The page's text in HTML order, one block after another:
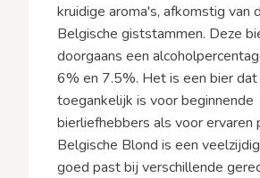
kruidige aroma's, afkomstig van
Belgische giststammen. Deze
doorgaans een
6% en 7.5%. Het is een bier
toegankelijk is voor beginnende
bierliefhebbers als voor ervaren
Belgische Blond is een
goed past bij verschillende